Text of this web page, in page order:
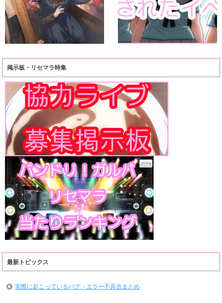
掲示板・リセマラ特集
最新トピックス
実際に起こっているバグ・エラー不具合まとめ